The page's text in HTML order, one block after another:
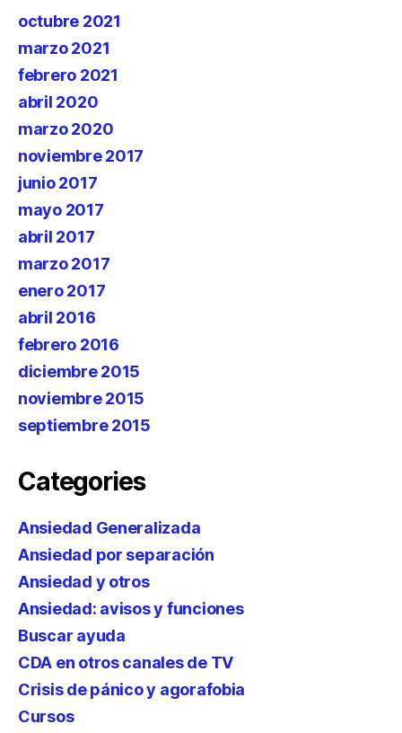
octubre 2021
marzo 2021
febrero 2021
abril 2020
marzo 2020
noviembre 2017
junio 2017
mayo 2017
abril 2017
marzo 2017
enero 2017
abril 2016
febrero 2016
diciembre 2015
noviembre 2015
septiembre 2015
Categories
Ansiedad Generalizada
Ansiedad por separación
Ansiedad y otros
Ansiedad: avisos y funciones
Buscar ayuda
CDA en otros canales de TV
Crisis de pánico y agorafobia
Cursos